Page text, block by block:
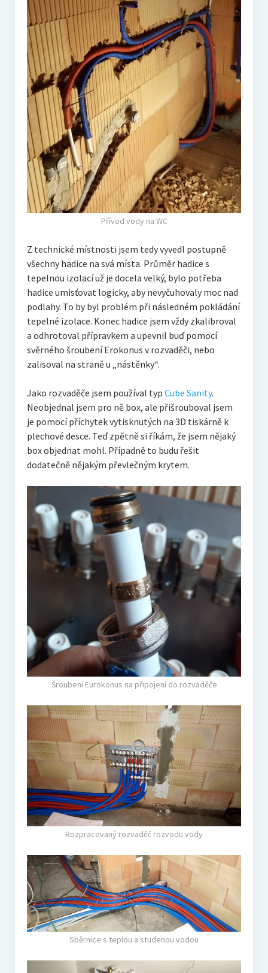
Přívod vody na WC
Z technické místnosti jsem tedy vyvedl postupně
všechny hadice na svá místa. Průměr hadice s
tepelnou izolací už je docela velký, bylo potřeba
hadice umisťovat logicky, aby nevyčuhovaly moc nad
podlahy. To by byl problém při následném pokládání
tepelné izolace. Konec hadice jsem vždy zkalibroval
a odhrotoval přípravkem a upevnil buď pomocí
svěrného šroubení Erokonus v rozvaděči, nebo
zalisoval na straně u „nástěnky“.
Jako rozvaděče jsem používal typ Cube Sanity.
Neobjednal jsem pro ně box, ale přišrouboval jsem
je pomocí příchytek vytisknutých na 3D tiskárně k
plechové desce. Teď zpětně si říkám, že jsem nějaký
box objednat mohl. Případně to budu řešit
dodatečně nějakým převlečným krytem.
Šroubení Eurokonus na připojení do rozvaděče
Rozpracovaný rozvaděč rozvodu vody
Sběrnice s teplou a studenou vodou